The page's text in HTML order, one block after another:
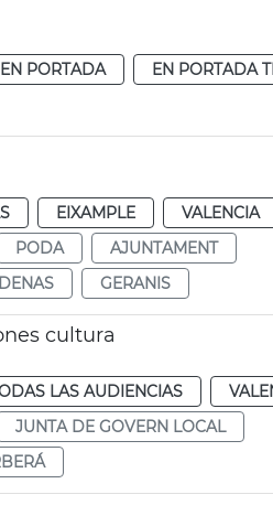
EN PORTADA
EN PORTADA
EIXAMPLE
VALENCIA
PODA
AJUNTAMENT
GERANIS
cultura
LAS AUDIENCIAS
JUNTA DE GOVERN LOCAL